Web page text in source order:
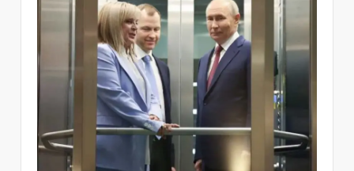
pénz:
az
európai
média
nem
éri
el
az
oroszországi
közönséget